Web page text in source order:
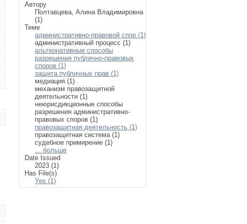
Автору
Полтавцева, Алина Владимировна
(1)
Теме
административно-правовой спор (1)
административный процесс (1)
альтернативные способы
разрешения публично-правовых
споров (1)
защита публичных прав (1)
медиация (1)
механизм правозащитной
деятельности (1)
неюрисдикционные способы
разрешения административно-
правовых споров (1)
правозащитная деятельность (1)
правозащитная система (1)
судебное примирение (1)
... больше
Date Issued
2023 (1)
Has File(s)
Yes (1)